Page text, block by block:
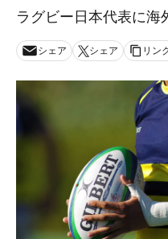
ラグビー日本代表に海
シェア シェア リン